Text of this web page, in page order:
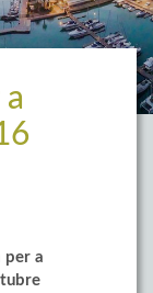
per a